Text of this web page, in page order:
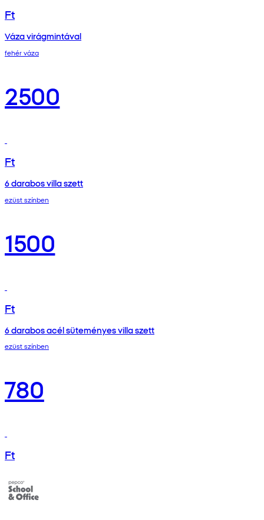
Ft
Váza virágmintával
fehér váza
2500
Ft
6 darabos villa szett
ezüst színben
1500
Ft
6 darabos acél süteményes villa szett
ezüst színben
780
Ft